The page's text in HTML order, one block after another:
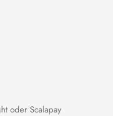
oder Scalapay